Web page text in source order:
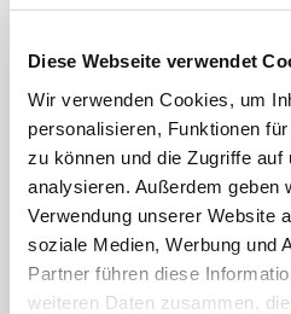
Diese Webseite verwendet
Wir verwenden Cookies, um
personalisieren, Funktionen
zu können und die Zugriffe auf
analysieren. Außerdem geben
Verwendung unserer Website
soziale Medien, Werbung und
Partner führen diese
weiteren Daten zusammen,
es eine politische Realität,
parteiübergreifend von einer
Ärzteschaft und PKV-
Der Vorstand der
deswegen ausdrücklich, dass
Gesprächen ausgelotet